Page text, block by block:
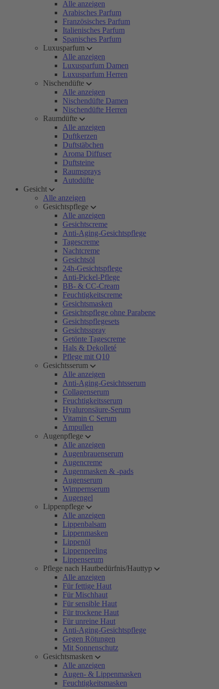
Alle anzeigen
Arabisches Parfum
Französisches Parfum
Italienisches Parfum
Spanisches Parfum
Luxusparfum
Alle anzeigen
Luxusparfum Damen
Luxusparfum Herren
Nischendüfte
Alle anzeigen
Nischendüfte Damen
Nischendüfte Herren
Raumdüfte
Alle anzeigen
Duftkerzen
Duftstäbchen
Aroma Diffuser
Duftsteine
Raumsprays
Autodüfte
Gesicht
Alle anzeigen
Gesichtspflege
Alle anzeigen
Gesichtscreme
Anti-Aging-Gesichtspflege
Tagescreme
Nachtcreme
Gesichtsöl
24h-Gesichtspflege
Anti-Pickel-Pflege
BB- & CC-Cream
Feuchtigkeitscreme
Gesichtsmasken
Gesichtspflege ohne Parabene
Gesichtspflegesets
Gesichtsspray
Getönte Tagescreme
Hals & Dekolleté
Pflege mit Q10
Gesichtsserum
Alle anzeigen
Anti-Aging-Gesichtsserum
Collagenserum
Feuchtigkeitsserum
Hyaluronsäure-Serum
Vitamin C Serum
Ampullen
Augenpflege
Alle anzeigen
Augenbrauenserum
Augencreme
Augenmasken & -pads
Augenserum
Wimpernserum
Augengel
Lippenpflege
Alle anzeigen
Lippenbalsam
Lippenmasken
Lippenöl
Lippenpeeling
Lippenserum
Pflege nach Hautbedürfnis/Hauttyp
Alle anzeigen
Für fettige Haut
Für Mischhaut
Für sensible Haut
Für trockene Haut
Für unreine Haut
Anti-Aging-Gesichtspflege
Gegen Rötungen
Mit Sonnenschutz
Gesichtsmasken
Alle anzeigen
Augen- & Lippenmasken
Feuchtigkeitsmasken